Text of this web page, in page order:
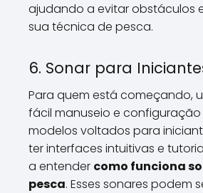
ajudando a evitar obstáculos
sua técnica de pesca.
6. Sonar para
Para quem está começando,
fácil manuseio e configuração
modelos voltados para
ter interfaces intuitivas e
a entender como funciona
pesca. Esses sonares podem